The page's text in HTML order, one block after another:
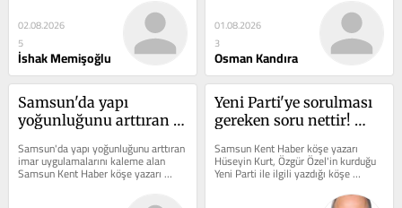
02.08.2026
5
İshak Memişoğlu
01.08.2026
3
Osman Kandıra
Samsun'da yapı
yoğunluğunu arttıran
zararı!
Samsun'da yapı yoğunluğunu arttıran
imar uygulamalarını kaleme alan
Samsun Kent Haber köşe yazarı
mimar İshak Memişoğlu,...
Yeni Parti'ye sorulması
gereken soru nettir!
Samsun Kent Haber köşe yazarı
Hüseyin Kurt, Özgür Özel'in kurduğu
Yeni Parti ile ilgili yazdığı köşe